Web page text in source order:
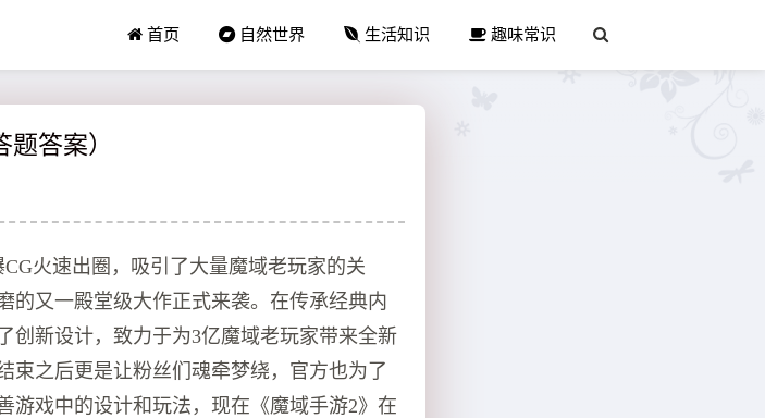
首页 自然世界 生活知识 趣味常识
答案）
火速出圈，吸引了大量魔域老玩家的关
的又一殿堂级大作正式来袭。在传承经典内
创新设计，致力于为3亿魔域老玩家带来全新
束之后更是让粉丝们魂牵梦绕，官方也为了
游戏中的设计和玩法，现在《魔域手游2》在